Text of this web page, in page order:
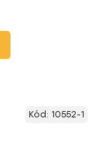
Kód: 10552-1